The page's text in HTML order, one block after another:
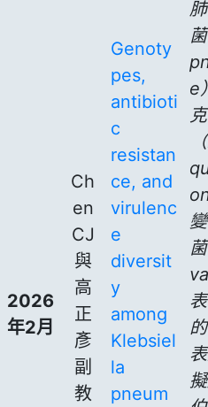
2026
年2月
Ch
en
CJ
與
高
正
彥
副
教
Genoty
pes,
antibioti
c
resistan
ce, and
virulenc
e
diversit
y
among
Klebsiel
la
pneum
e）